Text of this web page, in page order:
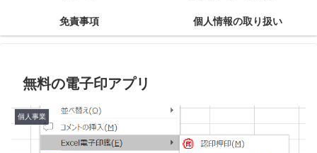
免責事項 個人情報の取り扱い
無料の電子印アプリ
個人事業